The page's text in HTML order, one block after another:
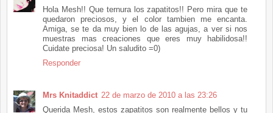
Hola Mesh!! Que ternura los zapatitos!! Pero mira que te
quedaron preciosos, y el color tambien me encanta.
Amiga, se te da muy bien lo de las agujas, a ver si nos
muestras mas creaciones que eres muy habilidosa!!
Cuidate preciosa! Un saludito =0)
Responder
Mrs Knitaddict 22 de marzo de 2010 a las 23:26
Querida Mesh, estos zapatitos son realmente bellos y tu